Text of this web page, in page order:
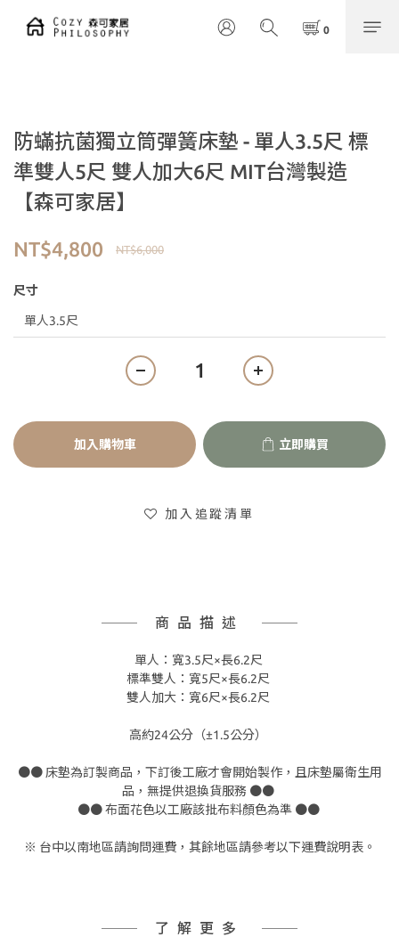
防蟎抗菌獨立筒彈簧床墊 - 單人3.5尺 標
準雙人5尺 雙人加大6尺 MIT台灣製造
【森可家居】
NT$6,000
NT$4,800
尺寸
加入購物車 立即購買
加入追蹤清單
商品描述
單人：寬3.5尺×長6.2尺
標準雙人：寬5尺×長6.2尺
雙人加大：寬6尺×長6.2尺
高約24公分（±1.5公分）
●● 床墊為訂製商品，下訂後工廠才會開始製作，且床墊屬衛生用
品，無提供退換貨服務 ●●
●● 布面花色以工廠該批布料顏色為準 ●●
※ 台中以南地區請詢問運費，其餘地區請參考以下運費說明表。
了解更多